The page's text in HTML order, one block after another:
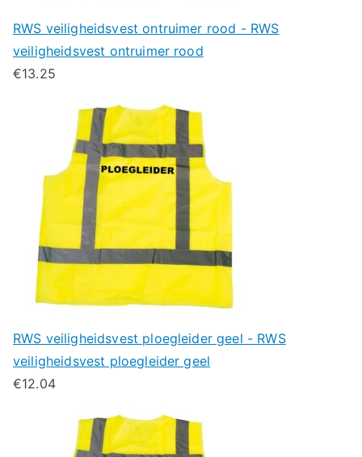
RWS veiligheidsvest ontruimer rood - RWS
veiligheidsvest ontruimer rood
€13.25
RWS veiligheidsvest ploegleider geel - RWS
veiligheidsvest ploegleider geel
€12.04